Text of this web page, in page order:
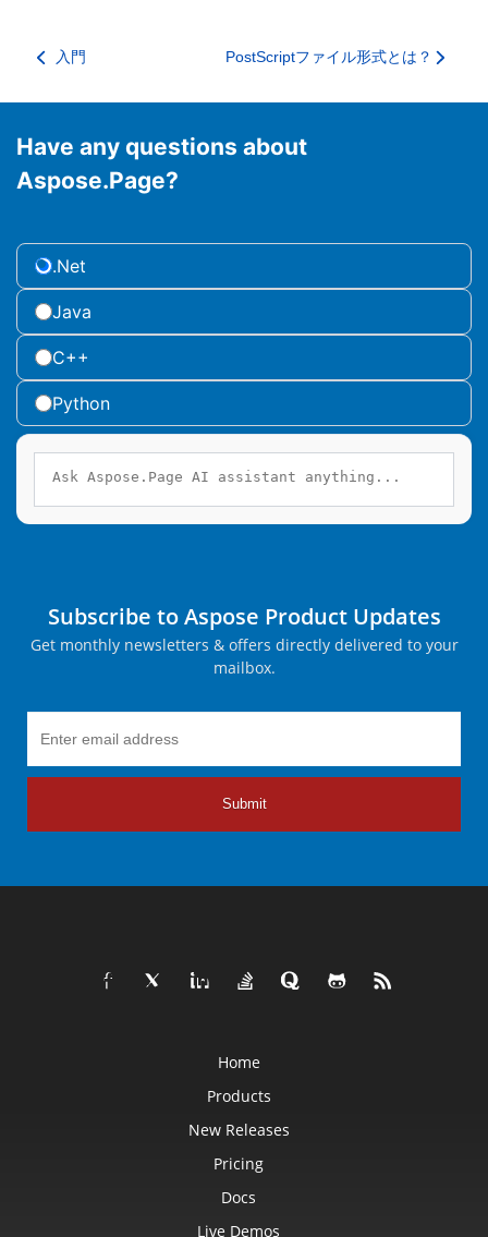
入門 PostScriptファイル形式とは？
Have any questions about
Aspose.Page?
.Net
Java
C++
Python
Subscribe to Aspose Product Updates
Get monthly newsletters & offers directly delivered to your
mailbox.
Submit
Home
Products
New Releases
Pricing
Docs
Live Demos